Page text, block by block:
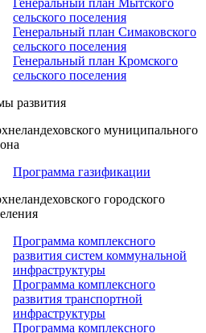
Генеральный план Мытского
сельского поселения
Генеральный план Симаковского
сельского поселения
Генеральный план Кромского
сельского поселения
развития
муниципального
Программа газификации
городского
Программа комплексного
развития систем коммунальной
инфраструктуры
Программа комплексного
развития транспортной
инфраструктуры
Программа комплексного